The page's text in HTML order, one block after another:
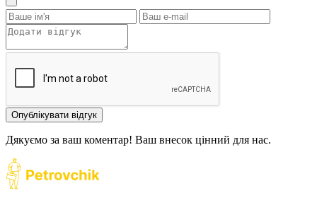
Опублікувати відгук
Дякуємо за ваш коментар! Ваш внесок цінний для нас.